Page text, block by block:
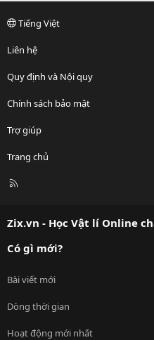
Tiếng Việt
Liên hệ
Quy định và Nội quy
Chính sách bảo mật
Trợ giúp
Trang chủ
R
Zix.vn - Học Vật lí Online
Có gì mới?
Bài viết mới
Dòng thời gian
Hoạt động mới nhất